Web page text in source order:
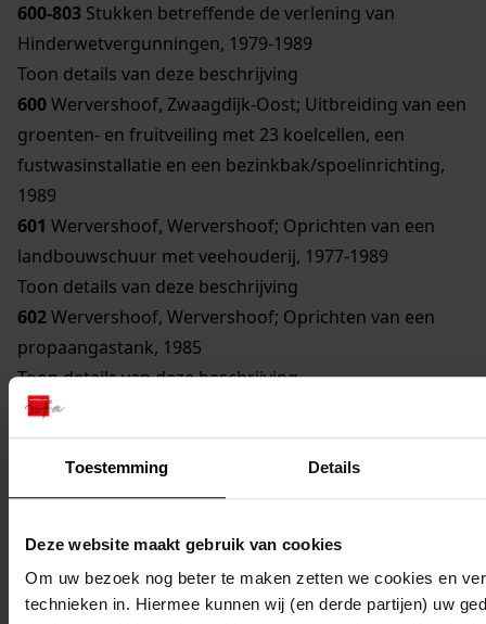
Toestemming Details
Deze website maakt gebruik van cookies
Om uw bezoek nog beter te maken zetten we cookies en
technieken in. Hiermee kunnen wij (en derde partijen) uw
600-803 Stukken betreffende de verlening van
Hinderwetvergunningen, 1979-1989
Toon details van deze beschrijving
600Wervershoof, Zwaagdijk-Oost; Uitbreiding van een
groenten- en fruitveiling met 23 koelcellen, een
fustwasinstallatie en een bezinkbak/spoelinrichting,
1989
601 Wervershoof, Wervershoof; Oprichten van een
landbouwschuur met veehouderij, 1977-1989
Toon details van deze beschrijving
602Wervershoof, Wervershoof; Oprichten van een
propaangastank, 1985
Toon details van deze beschrijving
603Wervershoof, Wervershoof; Oprichten van een
stroomaggregaat, 1985
Wervershoof, Wervershoof; Oprichten van een
Brood- en banketbakkerij met winkel, 1983-1989
Wervershoof, Wervershoof; Oprichten van een
winkel, 1981-1986